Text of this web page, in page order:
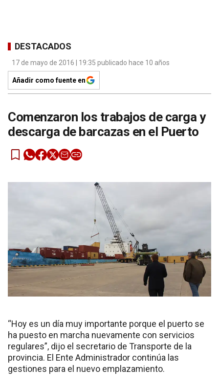
DESTACADOS
17 de mayo de 2016 | 19:35 publicado hace 10 años
Añadir como fuente en
Comenzaron los trabajos de carga y
descarga de barcazas en el Puerto
“Hoy es un día muy importante porque el puerto se
ha puesto en marcha nuevamente con servicios
regulares”, dijo el secretario de Transporte de la
provincia. El Ente Administrador continúa las
gestiones para el nuevo emplazamiento.